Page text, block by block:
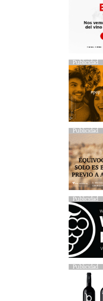
Publicidad
Publicidad
Publicidad
Publicidad